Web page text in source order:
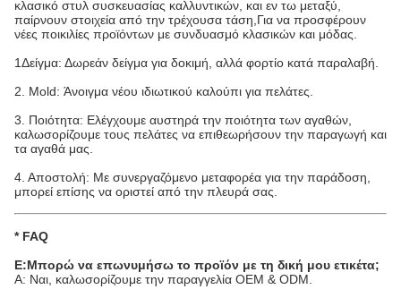
κλασικό στυλ συσκευασίας καλλυντικών, και εν τω μεταξύ,
παίρνουν στοιχεία από την τρέχουσα τάση,Για να προσφέρουν
νέες ποικιλίες προϊόντων με συνδυασμό κλασικών και μόδας.
1Δείγμα: Δωρεάν δείγμα για δοκιμή, αλλά φορτίο κατά παραλαβή.
2. Mold: Άνοιγμα νέου ιδιωτικού καλούπι για πελάτες.
3. Ποιότητα: Ελέγχουμε αυστηρά την ποιότητα των αγαθών,
καλωσορίζουμε τους πελάτες να επιθεωρήσουν την παραγωγή και
τα αγαθά μας.
4. Αποστολή: Με συνεργαζόμενο μεταφορέα για την παράδοση,
μπορεί επίσης να οριστεί από την πλευρά σας.
* FAQ
Ε:Μπορώ να επωνυμήσω το προϊόν με τη δική μου ετικέτα;
Α: Ναι, καλωσορίζουμε την παραγγελία OEM & ODM.